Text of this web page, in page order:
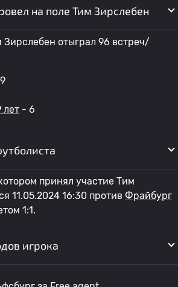
на поле Тим Зирслебен
отыграл 96 встреч/
лет - 6
принял участие Тим
11.05.2024 16:30 против Фрайбург
1:1.
игрока